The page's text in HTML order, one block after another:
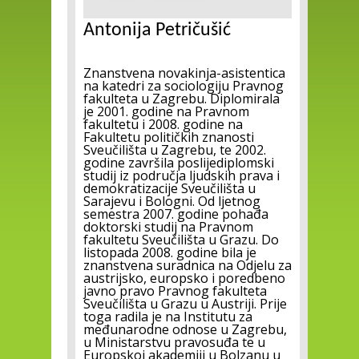
Antonija Petričušić
Znanstvena novakinja-asistentica
na katedri za sociologiju Pravnog
fakulteta u Zagrebu. Diplomirala
je 2001. godine na Pravnom
fakultetu i 2008. godine na
Fakultetu političkih znanosti
Sveučilišta u Zagrebu, te 2002.
godine završila poslijediplomski
studij iz područja ljudskih prava i
demokratizacije Sveučilišta u
Sarajevu i Bologni. Od ljetnog
semestra 2007. godine pohađa
doktorski studij na Pravnom
fakultetu Sveučilišta u Grazu. Do
listopada 2008. godine bila je
znanstvena suradnica na Odjelu za
austrijsko, europsko i poredbeno
javno pravo Pravnog fakulteta
Sveučilišta u Grazu u Austriji. Prije
toga radila je na Institutu za
međunarodne odnose u Zagrebu,
u Ministarstvu pravosuđa te u
Europskoj akademiji u Bolzanu u